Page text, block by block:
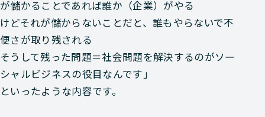
が儲かることであれば誰か（企業）がやる
けどそれが儲からないことだと、誰もやらないで不
便さが取り残される
そうして残った問題＝社会問題を解決するのがソー
シャルビジネスの役目なんです」
といったような内容です。